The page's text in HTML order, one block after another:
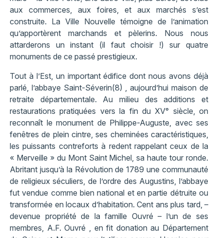
aux commerces, aux foires, et aux marchés s’est
construite. La Ville Nouvelle témoigne de l’animation
qu’apportèrent marchands et pèlerins. Nous nous
attarderons un instant (il faut choisir !) sur quatre
monuments de ce passé prestigieux.
Tout à l’Est, un important édifice dont nous avons déjà
parlé, l’abbaye Saint-Séverin(8) , aujourd’hui maison de
retraite départementale. Au milieu des additions et
restaurations pratiquées vers la fin du XV° siècle, on
reconnaît le monument de Philippe-Auguste, avec ses
fenêtres de plein cintre, ses cheminées caractéristiques,
les puissants contreforts à redent rappelant ceux de la
« Merveille » du Mont Saint Michel, sa haute tour ronde.
Abritant jusqu’à la Révolution de 1789 une communauté
de religieux séculiers, de l’ordre des Augustins, l’abbaye
fut vendue comme bien national et en partie détruite ou
transformée en locaux d’habitation. Cent ans plus tard, –
devenue propriété de la famille Ouvré – l’un de ses
membres, A.F. Ouvré , en fit donation au Département